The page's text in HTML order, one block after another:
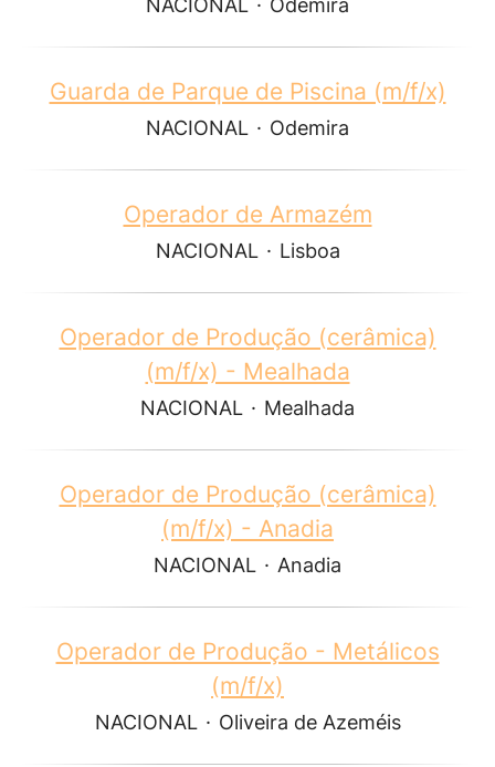
NACIONAL · Odemira
Guarda de Parque de Piscina (m/f/x)
NACIONAL · Odemira
Operador de Armazém
NACIONAL · Lisboa
Operador de Produção (cerâmica)
(m/f/x) - Mealhada
NACIONAL · Mealhada
Operador de Produção (cerâmica)
(m/f/x) - Anadia
NACIONAL · Anadia
Operador de Produção - Metálicos
(m/f/x)
NACIONAL · Oliveira de Azeméis